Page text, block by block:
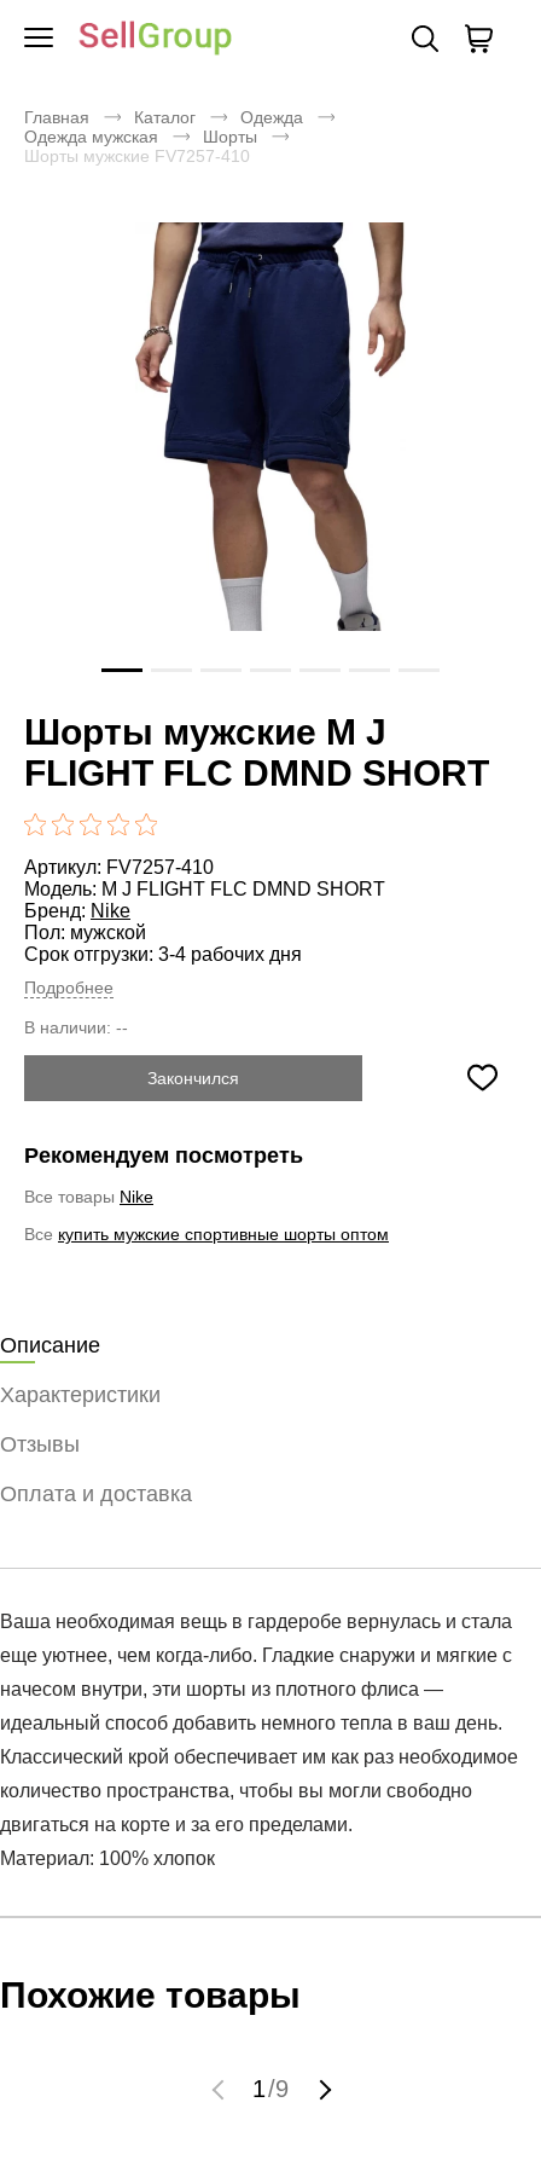
Главная Каталог
Одежда
Одежда мужская
Шорты
Шорты мужские FV7257-410
Шорты мужские M J
FLIGHT FLC DMND SHORT
Артикул: FV7257-410
Модель: M J FLIGHT FLC DMND SHORT
Бренд: Nike
Пол: мужской
Срок отгрузки: 3-4 рабочих дня
Подробнее
В наличии: --
Закончился
Рекомендуем посмотреть
Все товары Nike
Все купить мужские спортивные шорты оптом
Описание
Характеристики
Отзывы
Оплата и доставка
Ваша необходимая вещь в гардеробе вернулась и стала
еще уютнее, чем когда-либо. Гладкие снаружи и мягкие с
начесом внутри, эти шорты из плотного флиса —
идеальный способ добавить немного тепла в ваш день.
Классический крой обеспечивает им как раз необходимое
количество пространства, чтобы вы могли свободно
двигаться на корте и за его пределами.
Материал: 100% хлопок
Артикул:FV7257-410
SHORT
M J FLIGHT FLC DMND SHORT
Условия оплаты
высылает Вам менеджер.
мы не увидим Вашу оплату.
Похожие товары
1/9